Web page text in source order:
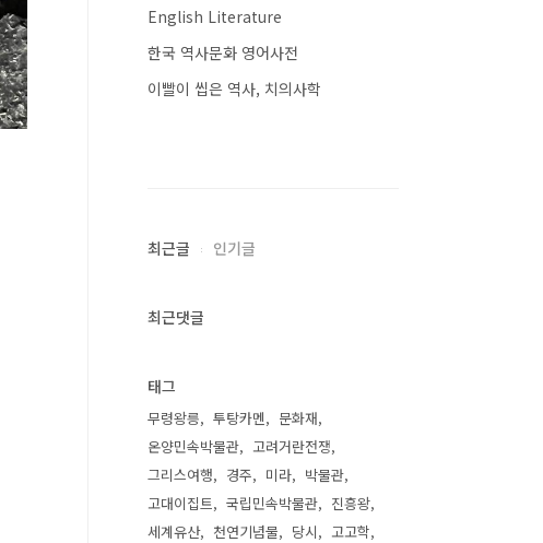
English Literature
한국 역사문화 영어사전
이빨이 씹은 역사, 치의사학
최근글 인기글
최근댓글
태그
무령왕릉 투탕카멘
문화재
온양민속박물관
고려거란전쟁
그리스여행
경주 미라
박물관
고대이집트
국립민속박물관
진흥왕
세계유산
천연기념물 당시
고고학